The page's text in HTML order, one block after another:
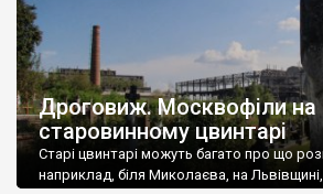
Дроговиж. Москвофіли на
старовинному цвинтарі
Старі цвинтарі можуть багато про що
наприклад, біля Миколаєва, на